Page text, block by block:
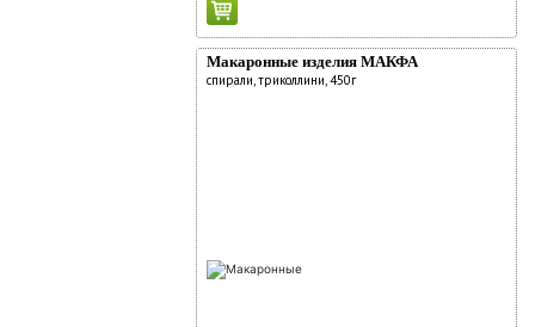
Макаронные изделия МАКФА
спирали, триколлини, 450г